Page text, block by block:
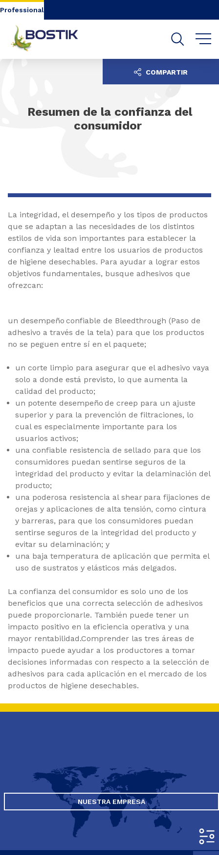
Go to content
Professional
Resumen de la confianza del
consumidor
COMPARTIR
La integridad, el desempeño y los tipos de productos
que se adaptan a las necesidades de los distintos
estilos de vida son importantes para establecer la
confianza y lealtad entre los usuarios de productos
de higiene desechables. Para ayudar a lograr estos
objetivos fundamentales, busque adhesivos que
ofrezcan:
un desempeño confiable de Bleedthrough (Paso de
adhesivo a través de la tela) para que los productos
no se peguen entre sí en el paquete;
un corte limpio para asegurar que el adhesivo vaya
solo a donde está previsto, lo que aumenta la
calidad del producto;
un potente desempeño de creep para un ajuste
superior y para la prevención de filtraciones, lo
cual es especialmente importante para los
usuarios activos;
una confiable resistencia de sellado para que los
consumidores puedan sentirse seguros de la
integridad del producto y evitar la delaminación del
producto;
una poderosa resistencia al shear para fijaciones de
orejas y aplicaciones de alta tensión, como cintura
y barreras, para que los consumidores puedan
sentirse seguros de la integridad del producto y
evitar su delaminación; y
una baja temperatura de aplicación que permita el
uso de sustratos y elásticos más delgados.
La confianza del consumidor es solo uno de los
beneficios que una correcta selección de adhesivos
puede proporcionarle. También puede tener un
impacto positivo en la eficiencia operativa y una
mayor rentabilidad.Comprender las tres áreas de
impacto puede ayudar a los productores a tomar
decisiones informadas con respecto a la selección de
adhesivos para cada aplicación en el mercado de los
productos de higiene desechables.
NUESTRA EMPRESA